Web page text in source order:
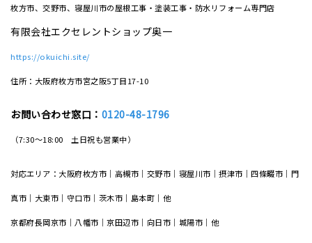
枚方市、交野市、寝屋川市の屋根工事・塗装工事・防水リフォーム専門店
有限会社エクセレントショップ奥一
https://okuichi.site/
住所：大阪府枚方市宮之阪5丁目17-10
お問い合わせ窓口： 0120-48-1796
（7:30～18:00 土日祝も営業中）
対応エリア：大阪府枚方市｜高槻市｜交野市｜寝屋川市｜摂津市｜四條畷市｜門
真市｜大東市｜守口市｜茨木市｜島本町｜他
京都府長岡京市｜八幡市｜京田辺市｜向日市｜城陽市｜他